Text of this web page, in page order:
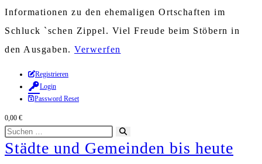
Informationen zu den ehemaligen Ortschaften im
Schluck `schen Zippel. Viel Freude beim Stöbern in
den Ausgaben. Verwerfen
Zum
Inhalt
springen
Registrieren
Login
Password Reset
0,00 €
Diese
Website
durchsuchen
starten
Städte und Gemeinden bis heute